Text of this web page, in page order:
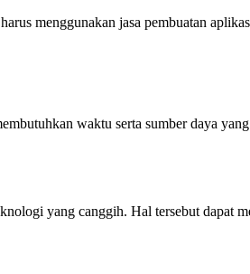
menggunakan jasa pembuatan
waktu serta sumber daya
yang canggih. Hal tersebut dapat